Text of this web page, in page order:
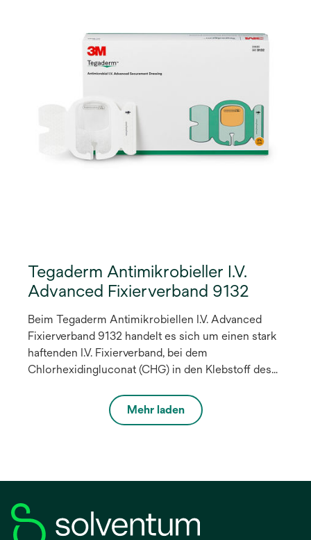
Tegaderm Antimikrobieller I.V.
Advanced Fixierverband 9132
Beim Tegaderm Antimikrobiellen I.V. Advanced
Fixierverband 9132 handelt es sich um einen stark
haftenden I.V. Fixierverband, bei dem
Chlorhexidingluconat (CHG) in den Klebstoff des
kombiniert antimikrobiellen Schutz mit der
Sichtbarkeit der Kathetereinstichstelle, der
Mehr laden